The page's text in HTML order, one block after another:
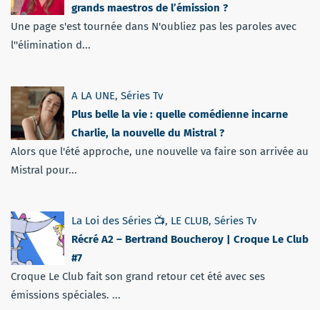
grands maestros de l’émission ?
Une page s'est tournée dans N'oubliez pas les paroles avec
l''élimination d...
A LA UNE, Séries Tv
Plus belle la vie : quelle comédienne incarne
Charlie, la nouvelle du Mistral ?
Alors que l'été approche, une nouvelle va faire son arrivée au
Mistral pour...
La Loi des Séries 📺, LE CLUB, Séries Tv
Récré A2 – Bertrand Boucheroy | Croque Le Club
#7
Croque Le Club fait son grand retour cet été avec ses
émissions spéciales. ...